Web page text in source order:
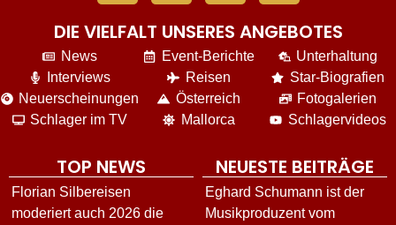
DIE VIELFALT UNSERES ANGEBOTES
News
Interviews
Neuerscheinungen
Schlager im TV
Event-Berichte
Reisen
Österreich
Mallorca
Unterhaltung
Star-Biografien
Fotogalerien
Schlagervideos
TOP NEWS
Florian Silbereisen
moderiert auch 2026 die
NEUESTE BEITRÄGE
Eghard Schumann ist der
Musikproduzent vom